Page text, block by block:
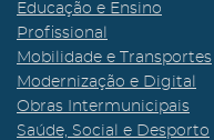
Educação e Ensino
Profissional
Mobilidade e Transportes
Modernização e Digital
Obras Intermunicipais
Saúde, Social e Desporto